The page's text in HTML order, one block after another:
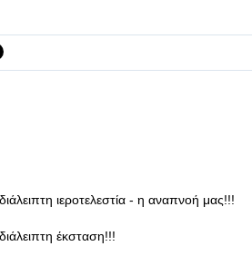
ιεροτελεστία - η αναπνοή μας!!!
έκσταση!!!